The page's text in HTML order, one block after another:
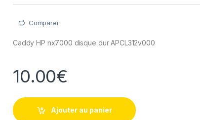
Comparer
Caddy HP nx7000 disque dur APCL312v000
10.00€
Ajouter au panier